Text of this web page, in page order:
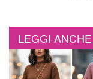
LEGGI ANCHE